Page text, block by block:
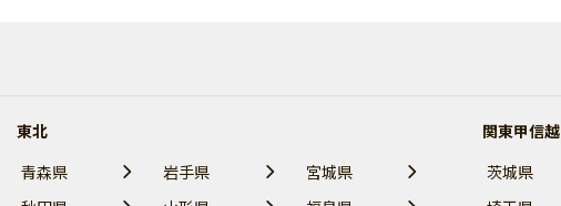
東北
青森県
岩手県
宮城県
関東甲信越
茨城県